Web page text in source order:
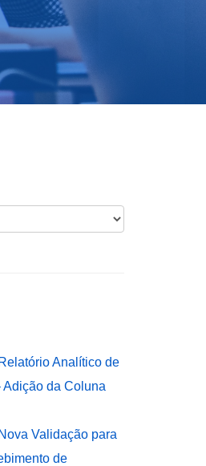
Analítico de
Adição da Coluna
Validação para
de